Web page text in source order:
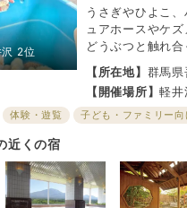
2位
うさぎやひよこ
ュアホースやケ
どうぶつと触れ
ン（へび）やハ
ができるコーナ
【所在地】 群馬
【開催場所】軽井
体験・遊覧 子ども・ファミリー向
近くの宿